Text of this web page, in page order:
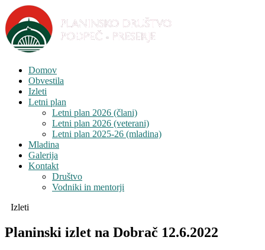
Domov
Obvestila
Izleti
Letni plan
Letni plan 2026 (člani)
Letni plan 2026 (veterani)
Letni plan 2025-26 (mladina)
Mladina
Galerija
Kontakt
Društvo
Vodniki in mentorji
Izleti
Planinski izlet na Dobrač 12.6.2022